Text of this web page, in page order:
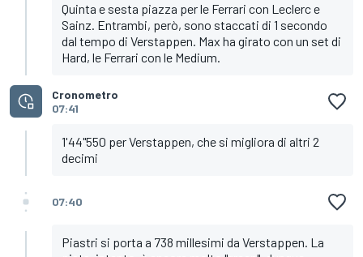
Quinta e sesta piazza per le Ferrari con Leclerc e
Sainz. Entrambi, però, sono staccati di 1 secondo
dal tempo di Verstappen. Max ha girato con un set di
Hard, le Ferrari con le Medium.
Cronometro
07:41
1'44"550 per Verstappen, che si migliora di altri 2
decimi
07:40
Piastri si porta a 738 millesimi da Verstappen. La